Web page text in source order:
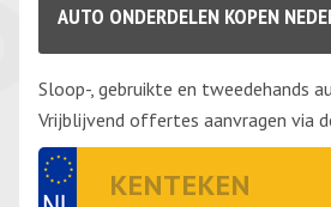
AUTO ONDERDELEN KOPEN
Sloop-, gebruikte en tweedehands
Vrijblijvend offertes aanvragen via